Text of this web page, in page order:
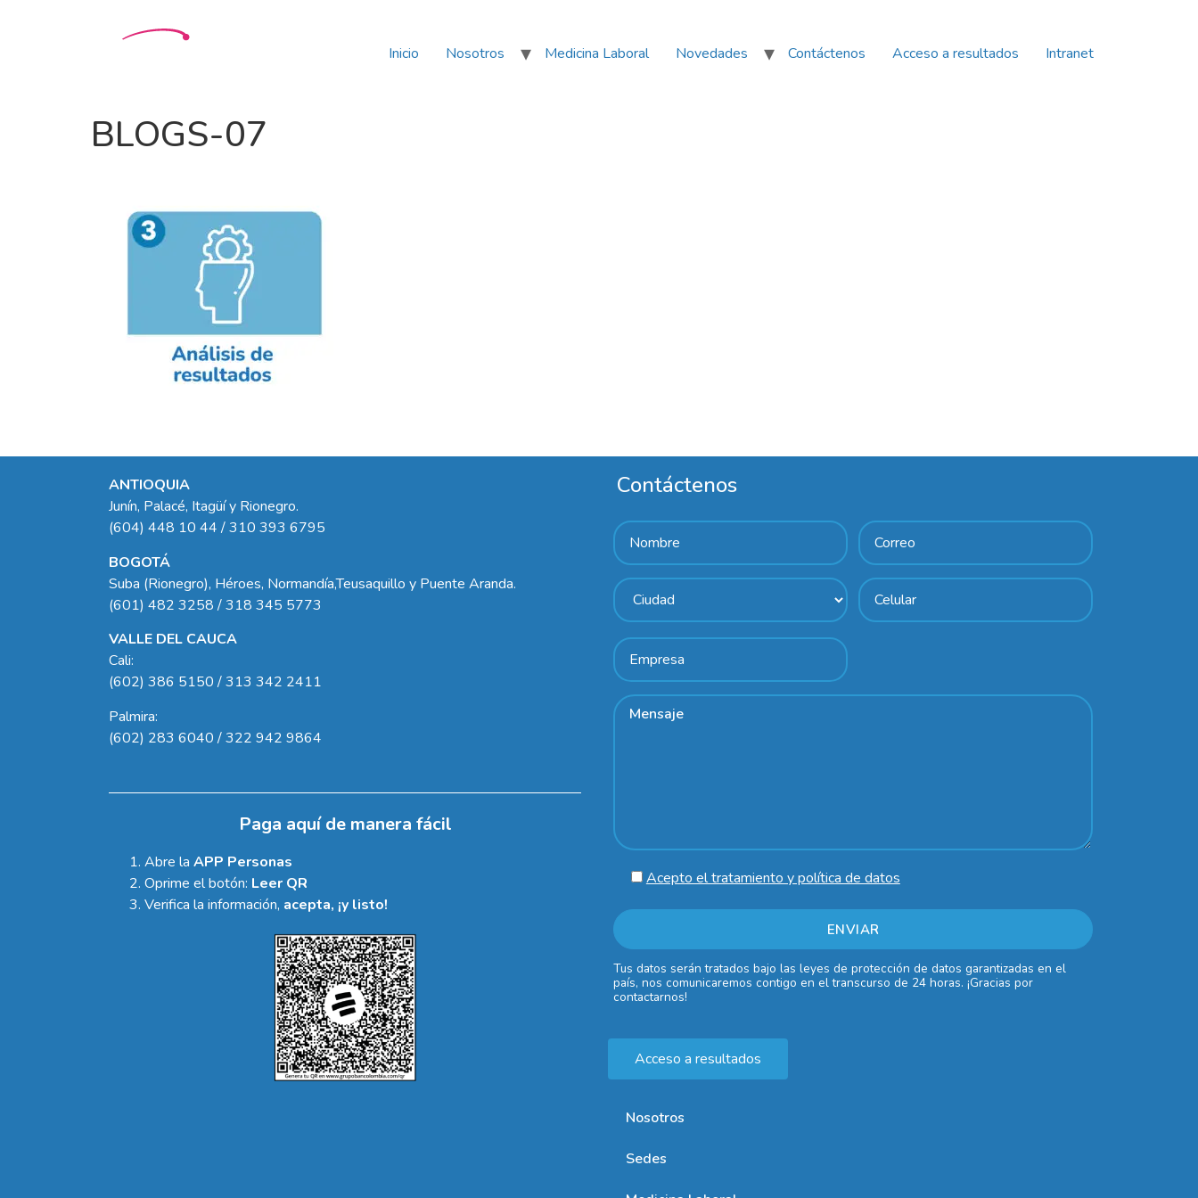
Inicio Nosotros Medicina Laboral Novedades Contáctenos Acceso a resultados Intranet
BLOGS-07
ANTIOQUIA
Junín, Palacé, Itagüí y Rionegro.
(604) 448 10 44 / 310 393 6795
BOGOTÁ
Suba (Rionegro), Héroes, Normandía,Teusaquillo y Puente Aranda.
(601) 482 3258 / 318 345 5773
VALLE DEL CAUCA
Cali:
(602) 386 5150 / 313 342 2411
Palmira:
(602) 283 6040 / 322 942 9864
Paga aquí de manera fácil
Abre la APP Personas
Oprime el botón: Leer QR
Verifica la información, acepta, ¡y listo!
Contáctenos
Acepto el tratamiento y política de datos
Tus datos serán tratados bajo las leyes de protección de datos garantizadas en el
país, nos comunicaremos contigo en el transcurso de 24 horas. ¡Gracias por
contactarnos!
Acceso a resultados
Nosotros
Sedes